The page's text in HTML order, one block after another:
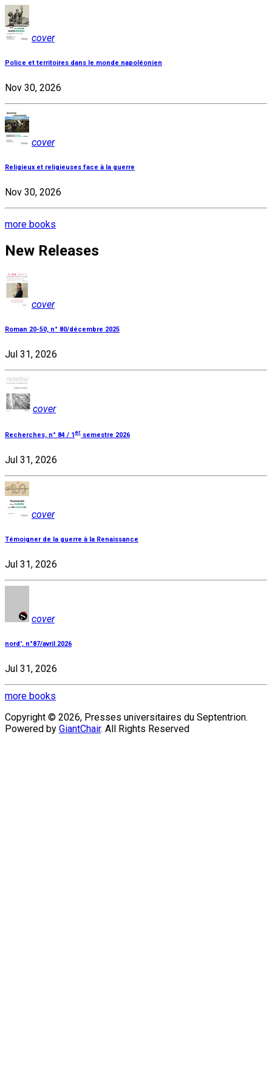
cover
Police et territoires dans le monde napoléonien
Nov 30, 2026
cover
Religieux et religieuses face à la guerre
Nov 30, 2026
more books
New Releases
cover
Roman 20-50, n° 80/décembre 2025
Jul 31, 2026
cover
Recherches, n° 84 / 1 er semestre 2026
Jul 31, 2026
cover
Témoigner de la guerre à la Renaissance
Jul 31, 2026
cover
nord', n°87/avril 2026
Jul 31, 2026
more books
Copyright © 2026, Presses universitaires du Septentrion.
Powered by GiantChair. All Rights Reserved